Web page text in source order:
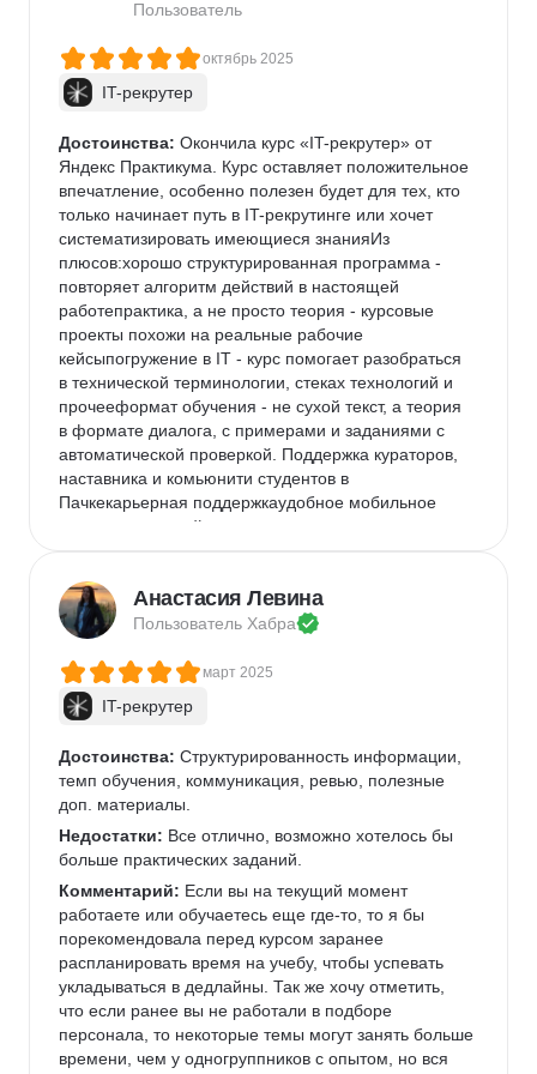
также имеет практические задания и ревью,
которые помогают взглянуть на работу со стороны,
увидеть недочёты и учесть их в будущем.Слышал
погружен в сферу HR. Это не исключено, но, так как
я не имею бэкграунда подбора, я не могу оценить
курс с этой точки зрения.Что касается
трудоустройства, то об этом я напишу после
окончания карьерного трека. Самостоятельные
попытки пока ещё не принесли успеха, но в моей
когорте были ребята, которые успели устроиться за
время обучения
Пользователь
октябрь 2025
IT-рекрутер
Достоинства: Окончила курс «IT-рекрутер» от
Яндекс Практикума. Курс оставляет положительное
впечатление, особенно полезен будет для тех, кто
только начинает путь в IT-рекрутинге или хочет
систематизировать имеющиеся знанияИз
плюсов:хорошо структурированная программа -
повторяет алгоритм действий в настоящей
работепрактика, а не просто теория - курсовые
проекты похожи на реальные рабочие
кейсыпогружение в IT - курс помогает разобраться
в технической терминологии, стеках технологий и
прочееформат обучения - не сухой текст, а теория
в формате диалога, с примерами и заданиями с
автоматической проверкой. Поддержка кураторов,
наставника и комьюнити студентов в
Пачкекарьерная поддержкаудобное мобильное
приложение и сайт, где через поиск можно легко
Анастасия Левина
Пользователь Хабра
март 2025
IT-рекрутер
Достоинства: Структурированность информации,
темп обучения, коммуникация, ревью, полезные
доп. материалы.
Недостатки: Все отлично, возможно хотелось бы
больше практических заданий.
Комментарий: Если вы на текущий момент
работаете или обучаетесь еще где-то, то я бы
порекомендовала перед курсом заранее
распланировать время на учебу, чтобы успевать
укладываться в дедлайны. Так же хочу отметить,
что если ранее вы не работали в подборе
персонала, то некоторые темы могут занять больше
времени, чем у одногруппников с опытом, но вся